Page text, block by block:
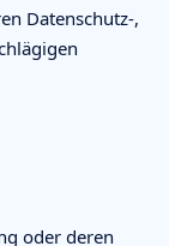
Datenschutz-,
oder deren